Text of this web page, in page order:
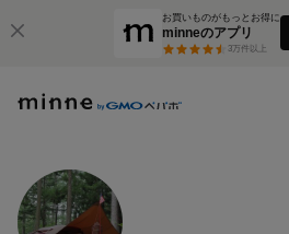
お買いものがもっとお得に
minneのアプリ
3万件以上